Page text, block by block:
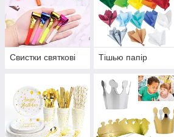
Свистки святкові Тішью папір